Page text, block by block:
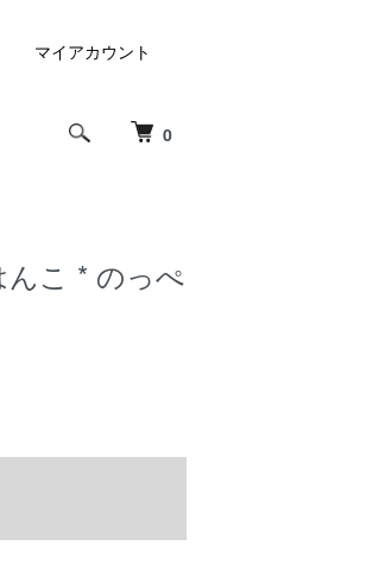
0
マイアカウント
んこ * のっぺ